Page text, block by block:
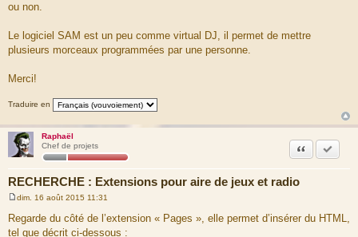
ou non.
Le logiciel SAM est un peu comme virtual DJ, il permet de mettre
plusieurs morceaux programmées par une personne.
Merci!
Traduire en
Raphaël
Chef de projets
RECHERCHE : Extensions pour aire de jeux et radio
Citation
s
dim. 16 août 2015 11:31
Regarde du côté de l’extension « Pages », elle permet d’insérer du HTML,
tel que décrit ci-dessous :